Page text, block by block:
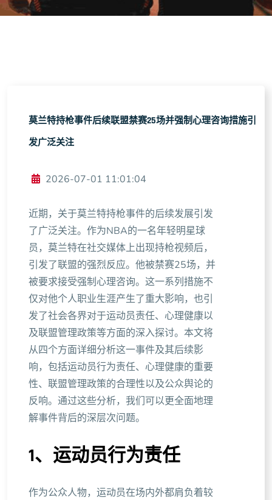
莫兰特持枪事件后续联盟禁赛25场并强制心理咨询措施引
发广泛关注
2026-07-01 11:01:04
近期，关于莫兰特持枪事件的后续发展引发
了广泛关注。作为NBA的一名年轻明星球
员，莫兰特在社交媒体上出现持枪视频后，
引发了联盟的强烈反应。他被禁赛25场，并
被要求接受强制心理咨询。这一系列措施不
仅对他个人职业生涯产生了重大影响，也引
发了社会各界对于运动员责任、心理健康以
及联盟管理政策等方面的深入探讨。本文将
从四个方面详细分析这一事件及其后续影
响，包括运动员行为责任、心理健康的重要
性、联盟管理政策的合理性以及公众舆论的
反响。通过这些分析，我们可以更全面地理
解事件背后的深层次问题。
1、运动员行为责任
作为公众人物，运动员在场内外都肩负着较